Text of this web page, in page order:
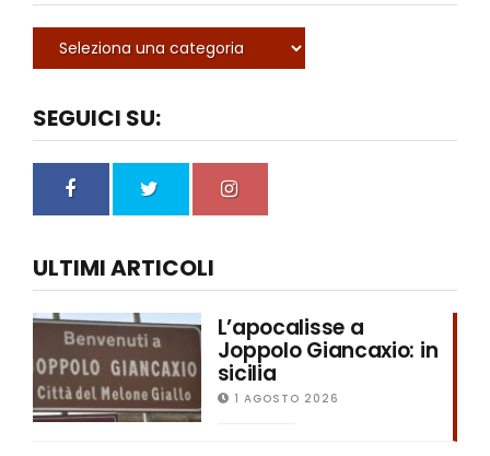
SEGUICI SU:
ULTIMI ARTICOLI
L’apocalisse a
Joppolo Giancaxio: in
sicilia
1 AGOSTO 2026